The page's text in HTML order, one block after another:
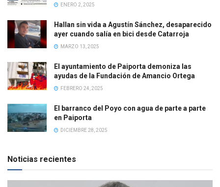
ENERO 2, 2025
Hallan sin vida a Agustín Sánchez, desaparecido
ayer cuando salía en bici desde Catarroja
MARZO 13, 2025
El ayuntamiento de Paiporta demoniza las
ayudas de la Fundación de Amancio Ortega
FEBRERO 24, 2025
El barranco del Poyo con agua de parte a parte
en Paiporta
DICIEMBRE 28, 2025
Noticias recientes